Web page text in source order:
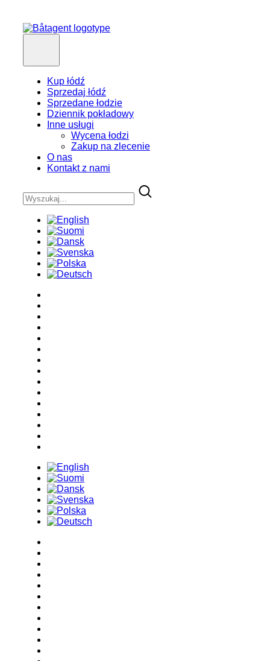
Kup łódź
Sprzedaj łódź
Sprzedane łodzie
Dziennik pokładowy
Inne usługi
Wycena łodzi
Zakup na zlecenie
O nas
Kontakt z nami